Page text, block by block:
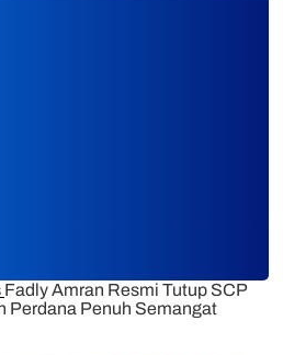
Fadly Amran Resmi Tutup SCP
Perdana Penuh Semangat